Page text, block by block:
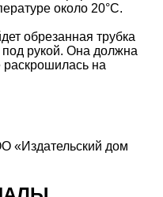
около 20°C.
обрезанная трубка
рукой. Она должна
раскрошилась на
«Издательский дом